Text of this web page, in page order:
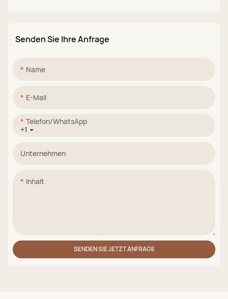
EU-Standard
Senden Sie Ihre Anfrage
Name
E-Mail
+1
Telefon/WhatsApp
Unternehmen
Inhalt
SENDEN SIE JETZT ANFRAGE